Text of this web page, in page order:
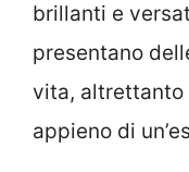
brillanti e
presentano
vita, altrettanto
appieno di